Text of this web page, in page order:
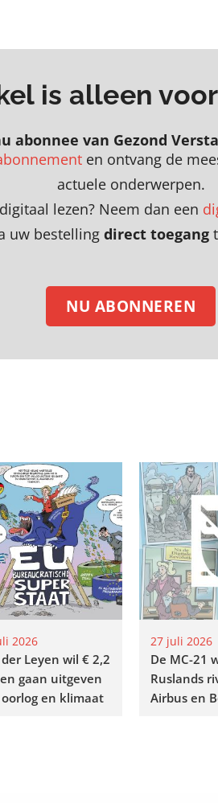
is alleen
abonnee van Gezond
en ontvang de
actuele onderwerpen.
lezen? Neem dan een
uw bestelling direct toegang
NU ABONNEREN
2026
Leyen wil € 2,2
gaan uitgeven
en klimaat
27 juli 2026
De MC-21
Ruslands
Airbus en